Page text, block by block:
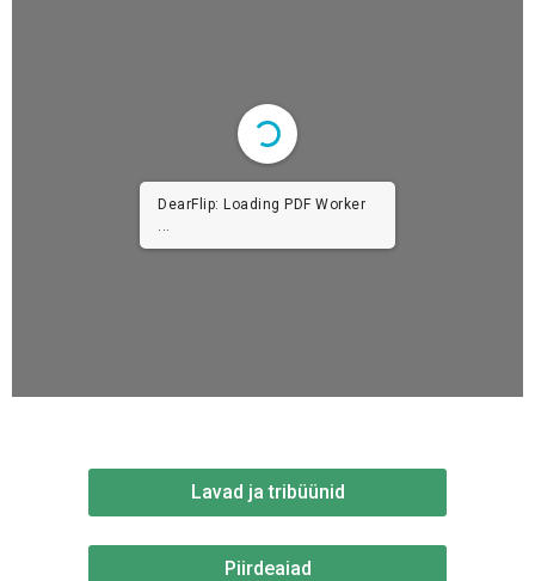
DearFlip: Loading PDF Worker
Lavad ja tribüünid
Piirdeaiad